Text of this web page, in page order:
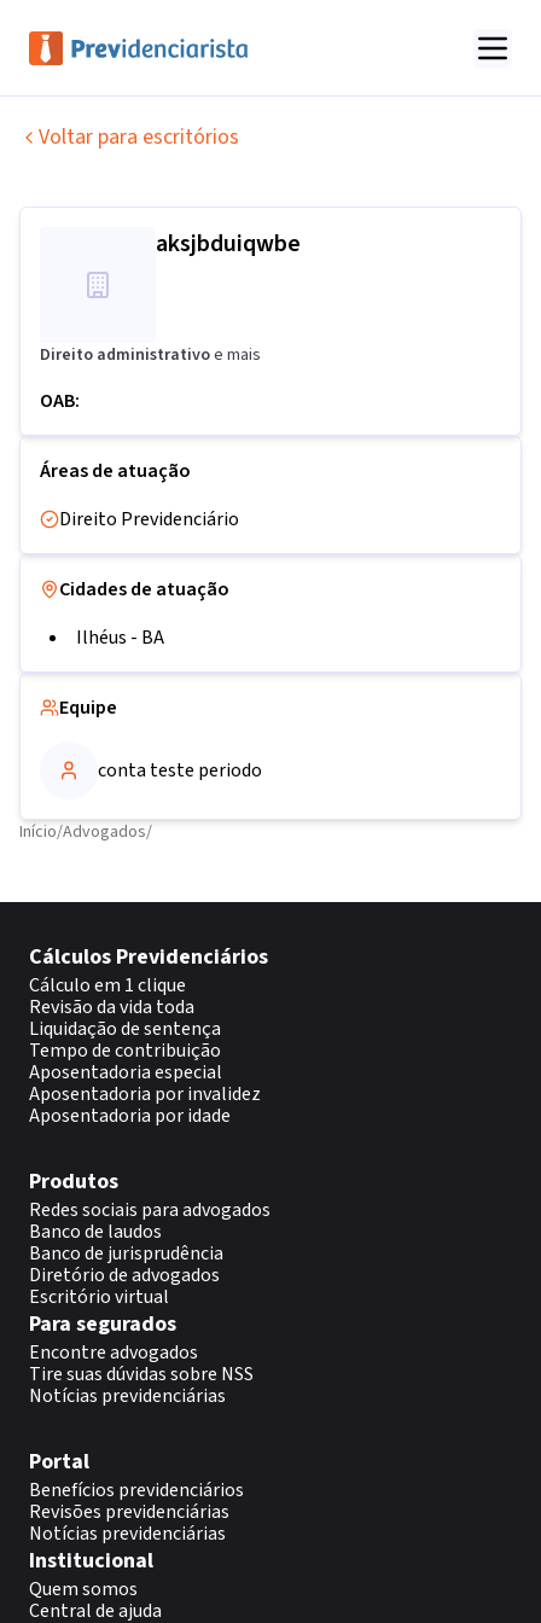
Voltar para escritórios
aksjbduiqwbe
Direito administrativoe mais
OAB:
Áreas de atuação
Direito Previdenciário
Cidades de atuação
Ilhéus - BA
Equipe
conta teste periodo
Início/Advogados/
Cálculos Previdenciários
Cálculo em 1 clique
Revisão da vida toda
Liquidação de sentença
Tempo de contribuição
Aposentadoria especial
Aposentadoria por invalidez
Aposentadoria por idade
Produtos
Redes sociais para advogados
Banco de laudos
Banco de jurisprudência
Diretório de advogados
Escritório virtual
Para segurados
Encontre advogados
Tire suas dúvidas sobre NSS
Notícias previdenciárias
Portal
Benefícios previdenciários
Revisões previdenciárias
Notícias previdenciárias
Institucional
Quem somos
Central de ajuda